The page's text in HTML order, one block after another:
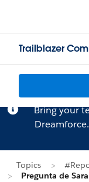
Trailblazer
Bring your
Dreamforce.
Topics
Pregunta de